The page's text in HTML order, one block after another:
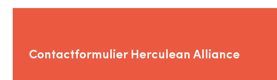
Contactformulier Herculean Alliance